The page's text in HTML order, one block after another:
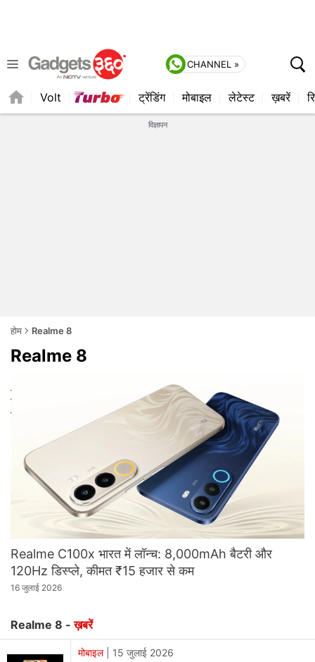
CHANNEL »
Volt ट्रेंडिंग मोबाइल लेटेस्ट ख़बरें
विज्ञापन
होम Realme 8
Realme 8
Realme C100x भारत में लॉन्च: 8,000mAh बैटरी और
120Hz डिस्प्ले, कीमत ₹15 हजार से कम
16 जुलाई 2026
Realme 8 -ख़बरें
मोबाइल| 15 जुलाई 2026